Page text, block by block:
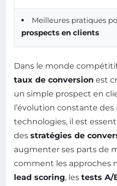
Meilleures pratiques
prospects en clients
Dans le monde
taux de conversion est
un simple prospect en
l’évolution constante
technologies, il est
des stratégies de
augmenter ses parts de
comment les approches
lead scoring, les tests A/